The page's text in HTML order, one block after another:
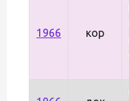
1966 кор